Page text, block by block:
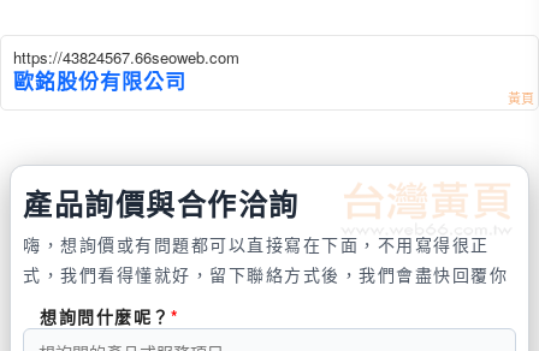
https://43824567.66seoweb.com
歐銘股份有限公司
產品詢價與合作洽詢
嗨，想詢價或有問題都可以直接寫在下面，不用寫得很正
式，我們看得懂就好，留下聯絡方式後，我們會盡快回覆你
想詢問什麼呢？